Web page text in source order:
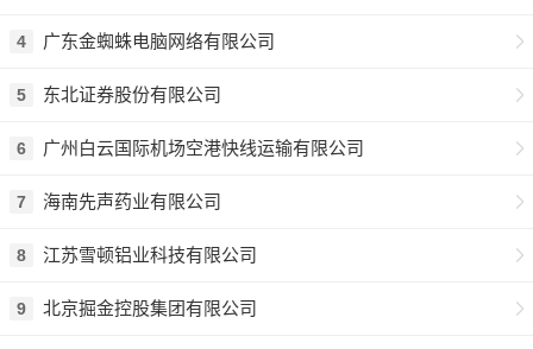
4 广东金蜘蛛电脑网络有限公司
5 东北证券股份有限公司
6 广州白云国际机场空港快线运输有限公司
7 海南先声药业有限公司
8 江苏雪顿铝业科技有限公司
9 北京掘金控股集团有限公司